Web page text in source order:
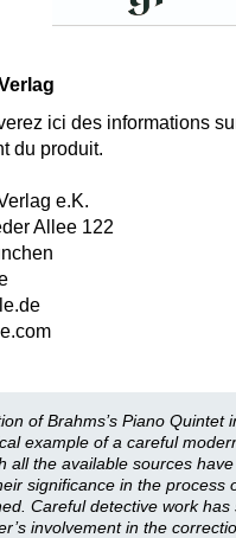
ici des informations
du produit.
e.K.
Allee 122
of Brahms’s Piano Quintet
example of a careful
all the available sources
significance in the process
Careful detective work has
involvement in the